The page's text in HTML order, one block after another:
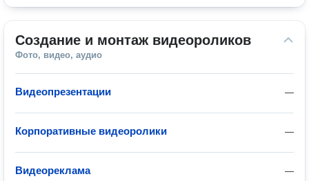
Создание и монтаж видеороликов
Фото, видео, аудио
—
Видеопрезентации
—
Корпоративные видеоролики
—
Видеореклама